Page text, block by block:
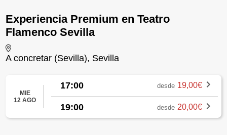
Experiencia Premium en Teatro
Flamenco Sevilla
A concretar (Sevilla), Sevilla
MIE
12 AGO
17:00 desde 19,00€
19:00 desde 20,00€